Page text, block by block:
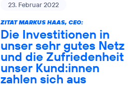
23. Februar 2022
ZITAT MARKUS HAAS, CEO:
Die Investitionen in
unser sehr gutes Netz
und die Zufriedenheit
unser Kund:innen
zahlen sich aus